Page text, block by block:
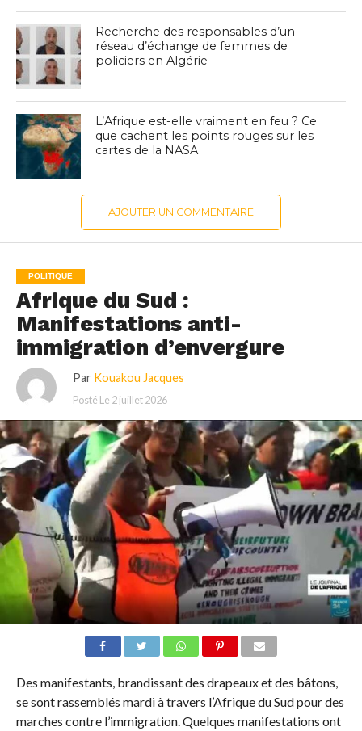
Recherche des responsables d’un
réseau d’échange de femmes de
policiers en Algérie
L’Afrique est-elle vraiment en feu ? Ce
que cachent les points rouges sur les
cartes de la NASA
AJOUTER UN COMMENTAIRE
POLITIQUE
Afrique du Sud :
Manifestations anti-
immigration d’envergure
Par Kouakou Jacques
Posté Le 2 juillet 2026
Des manifestants, brandissant des drapeaux et des bâtons,
se sont rassemblés mardi à travers l’Afrique du Sud pour des
marches contre l’immigration. Quelques manifestations ont